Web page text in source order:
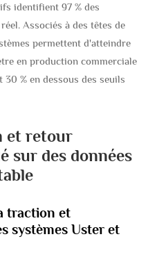
identifient 97 % des
Associés à des têtes de
permettent d'atteindre
en production commerciale
% en dessous des seuils
et retour
sur des données
traction et
systèmes Uster et